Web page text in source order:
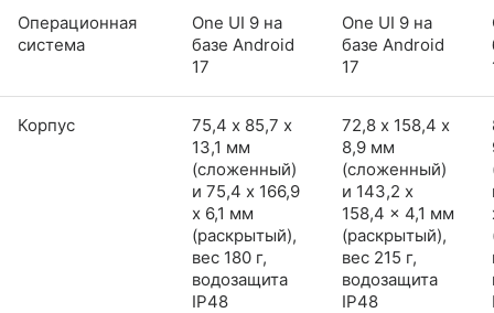
Операционная
система
One UI 9 на
базе Android
17
One UI 9 на
базе Android
17
Корпус
75,4 х 85,7 х
13,1 мм
(сложенный)
и 75,4 x 166,9
x 6,1 мм
(раскрытый),
вес 180 г,
водозащита
IP48
72,8 х 158,4 х
8,9 мм
(сложенный)
и 143,2 x
158,4 x 4,1 мм
(раскрытый),
вес 215 г,
водозащита
IP48